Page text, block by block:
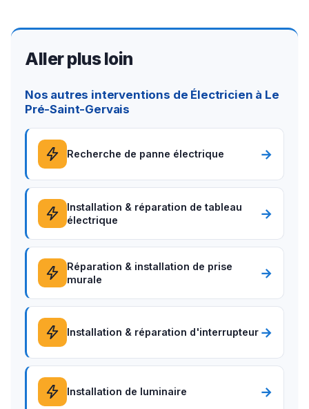
Aller plus loin
Nos autres interventions de Électricien à Le
Pré-Saint-Gervais
Recherche de panne électrique →
Installation & réparation de tableau
électrique
→
Réparation & installation de prise
murale
→
Installation & réparation d'interrupteur →
Installation de luminaire →